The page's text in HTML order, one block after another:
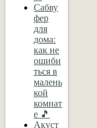
Сабву
фер
для
дома:
как не
ошиби
ться в
малень
кой
комнат
е 🎵
Акуст